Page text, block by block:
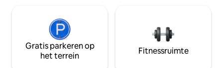
Gratis parkeren op
het terrein
Fitnessruimte